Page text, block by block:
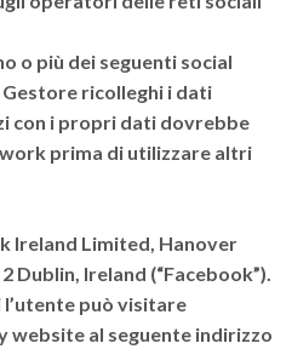
o più dei seguenti social
ricolleghi i dati
con i propri dati dovrebbe
prima di utilizzare altri
Ireland Limited, Hanover
Dublin, Ireland (“Facebook”).
può visitare
website al seguente indirizzo